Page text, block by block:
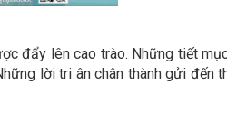
đẩy lên cao trào. Những tiết
lời tri ân chân thành gửi đến